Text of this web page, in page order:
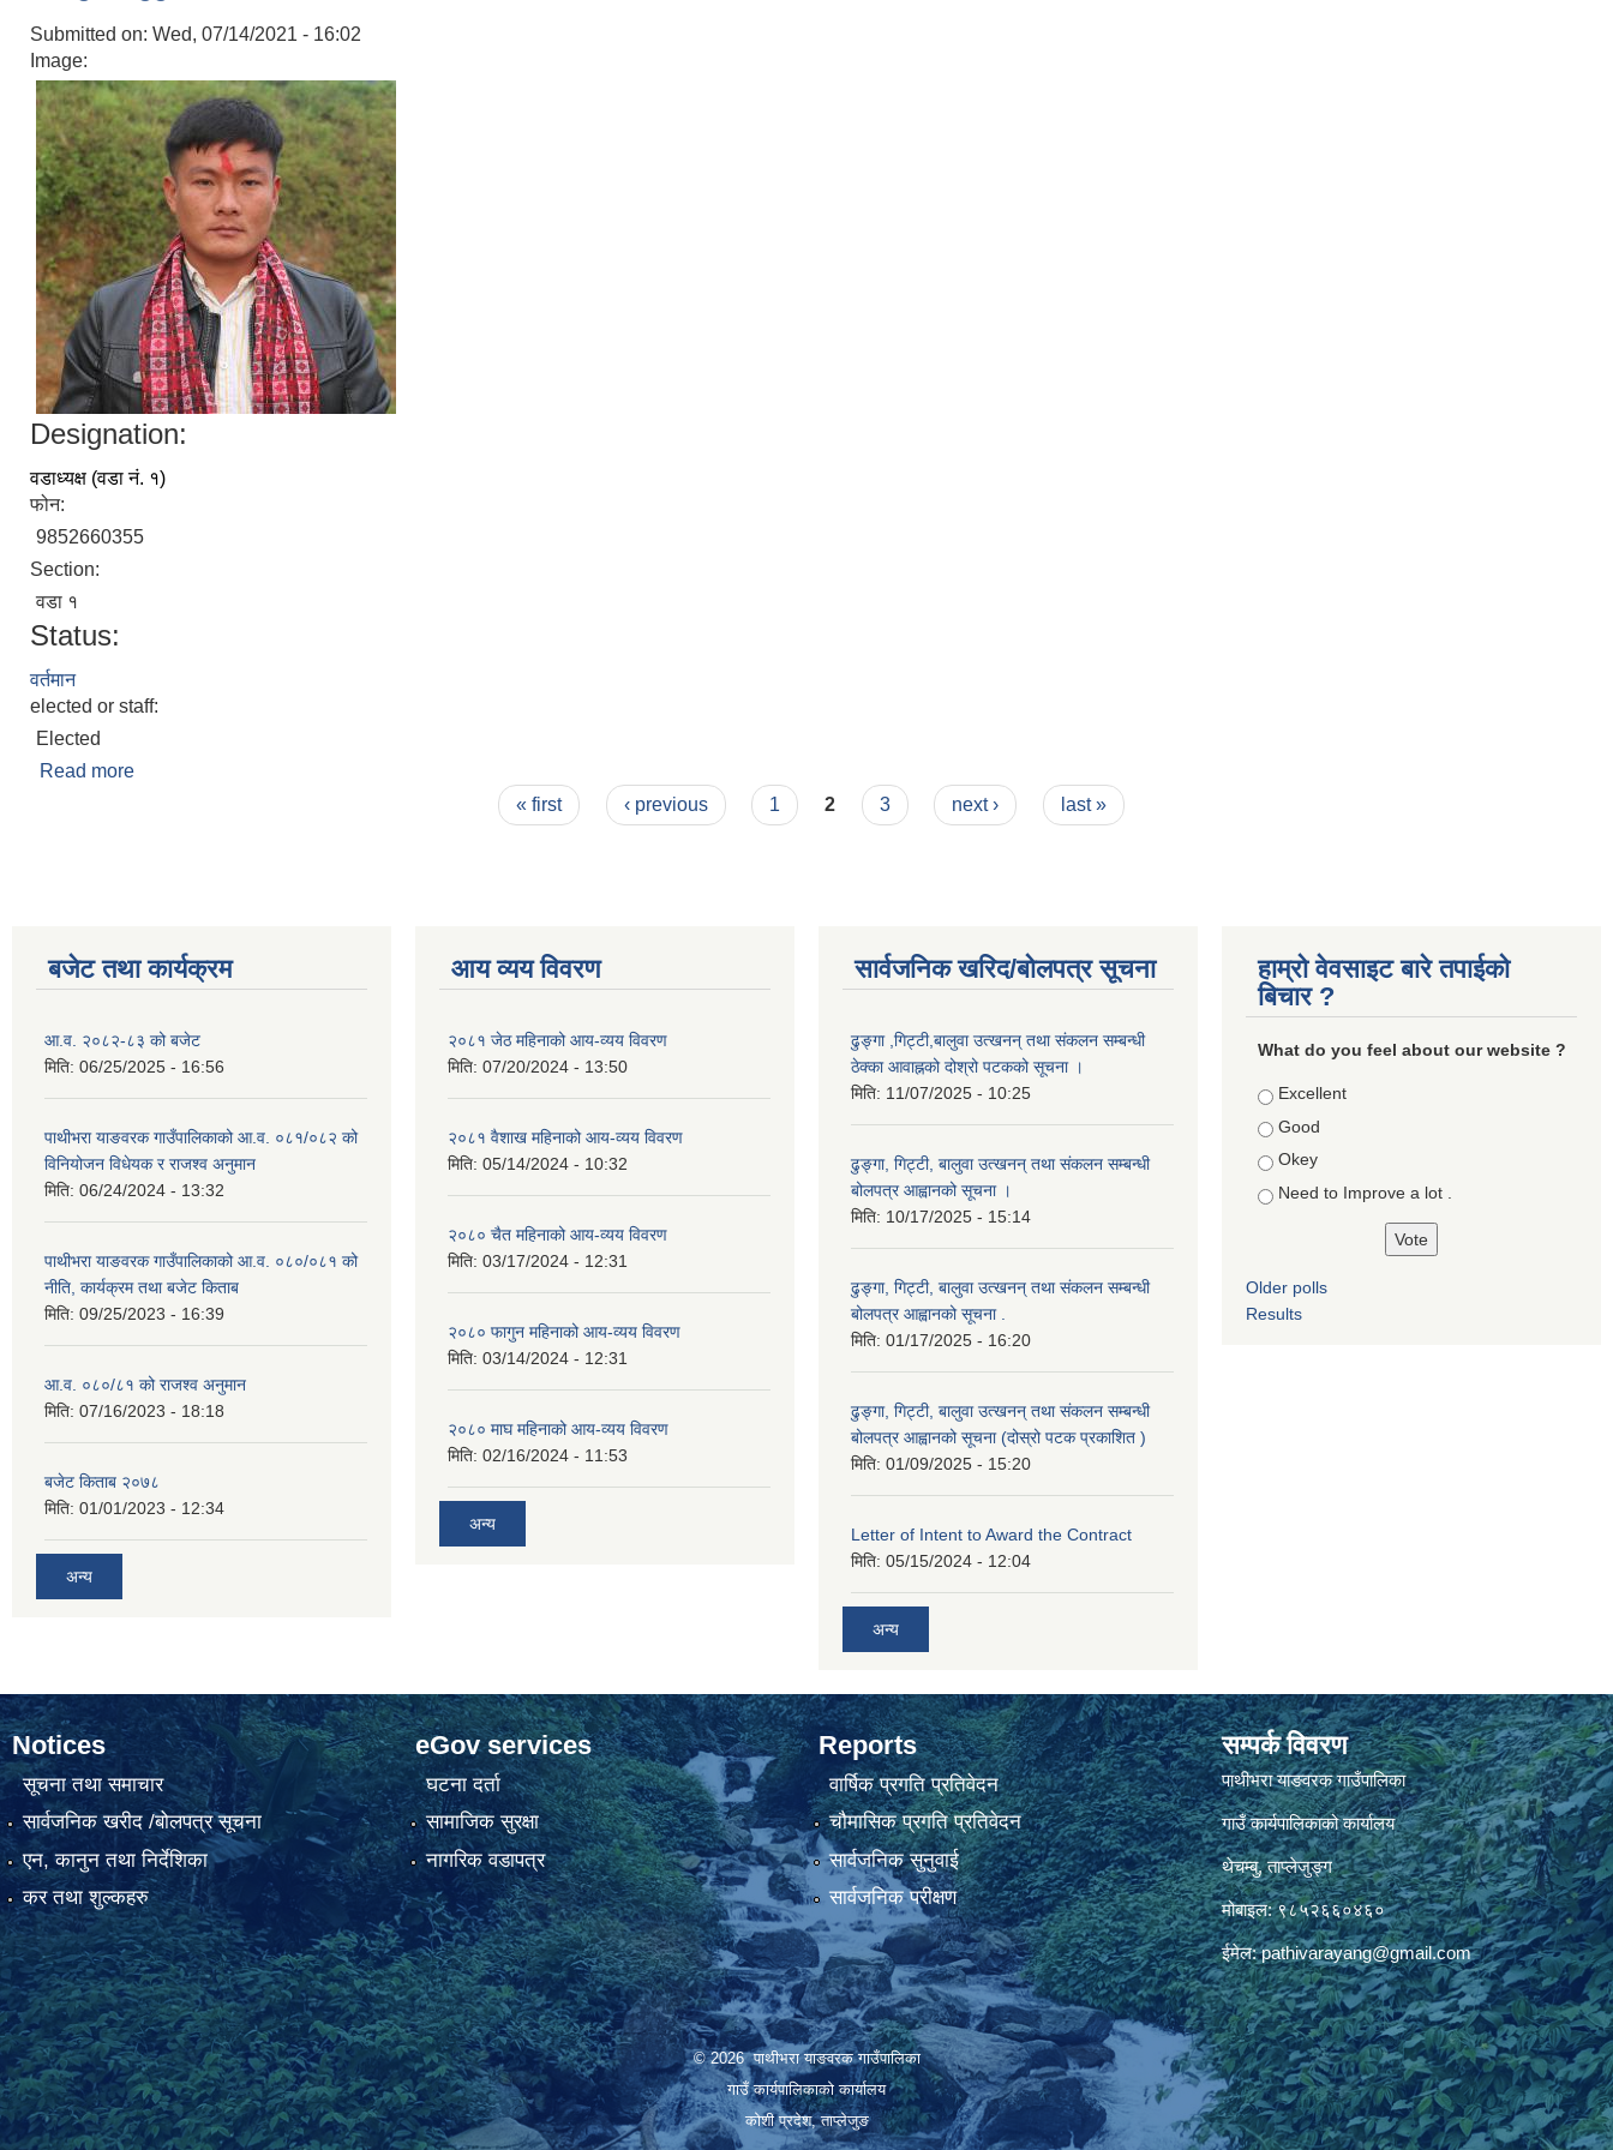
Submitted on: Wed, 07/14/2021 - 16:02
Image:
Designation:
वडाध्यक्ष (वडा नं. १)
फोन:
9852660355
Section:
वडा १
Status:
वर्तमान
elected or staff:
Elected
Read more
« first ‹ previous 1 2 3 next › last »
बजेट तथा कार्यक्रम
आ.व. २०८२-८३ को बजेट
मिति: 06/25/2025 - 16:56
पाथीभरा याङवरक गाउँपालिकाको आ.व. ०८१/०८२ को
विनियोजन विधेयक र राजश्व अनुमान
मिति: 06/24/2024 - 13:32
पाथीभरा याङवरक गाउँपालिकाको आ.व. ०८०/०८१ को
नीति, कार्यक्रम तथा बजेट किताब
मिति: 09/25/2023 - 16:39
आ.व. ०८०/८१ को राजश्व अनुमान
मिति: 07/16/2023 - 18:18
बजेट किताब २०७८
मिति: 01/01/2023 - 12:34
अन्य
आय व्यय विवरण
२०८१ जेठ महिनाको आय-व्यय विवरण
मिति: 07/20/2024 - 13:50
२०८१ वैशाख महिनाको आय-व्यय विवरण
मिति: 05/14/2024 - 10:32
२०८० चैत महिनाको आय-व्यय विवरण
मिति: 03/17/2024 - 12:31
२०८० फागुन महिनाको आय-व्यय विवरण
मिति: 03/14/2024 - 12:31
२०८० माघ महिनाको आय-व्यय विवरण
मिति: 02/16/2024 - 11:53
अन्य
सार्वजनिक खरिद/बोलपत्र सूचना
ढुङ्गा ,गिट्टी,बालुवा उत्खनन् तथा संकलन सम्बन्धी
ठेक्का आवाह्नको दोश्रो पटकको सूचना ।
मिति: 11/07/2025 - 10:25
ढुङ्गा, गिट्टी, बालुवा उत्खनन् तथा संकलन सम्बन्धी
बोलपत्र आह्वानको सूचना ।
मिति: 10/17/2025 - 15:14
ढुङ्गा, गिट्टी, बालुवा उत्खनन् तथा संकलन सम्बन्धी
बोलपत्र आह्वानको सूचना .
मिति: 01/17/2025 - 16:20
ढुङ्गा, गिट्टी, बालुवा उत्खनन् तथा संकलन सम्बन्धी
बोलपत्र आह्वानको सूचना (दोस्रो पटक प्रकाशित )
मिति: 01/09/2025 - 15:20
Letter of Intent to Award the Contract
मिति: 05/15/2024 - 12:04
अन्य
हाम्रो वेवसाइट बारे तपाईको
बिचार ?
What do you feel about our website ?
Choices
Excellent
Good
Okey
Need to Improve a lot .
Older polls
Results
Notices
सूचना तथा समाचार
सार्वजनिक खरीद /बोलपत्र सूचना
एन, कानुन तथा निर्देशिका
कर तथा शुल्कहरु
eGov services
घटना दर्ता
सामाजिक सुरक्षा
नागरिक वडापत्र
Reports
वार्षिक प्रगति प्रतिवेदन
चौमासिक प्रगति प्रतिवेदन
सार्वजनिक सुनुवाई
सार्वजनिक परीक्षण
सम्पर्क विवरण
पाथीभरा याङवरक गाउँपालिका
गाउँ कार्यपालिकाको कार्यालय
थेचम्बु, ताप्लेजुङ्ग
मोबाइल: ९८५२६६०४६०
ईमेल:pathivarayang@gmail.com
© 2026 पाथीभरा याङवरक गाउँपालिका
गाउँ कार्यपालिकाको कार्यालय
कोशी प्रदेश, ताप्लेजुङ